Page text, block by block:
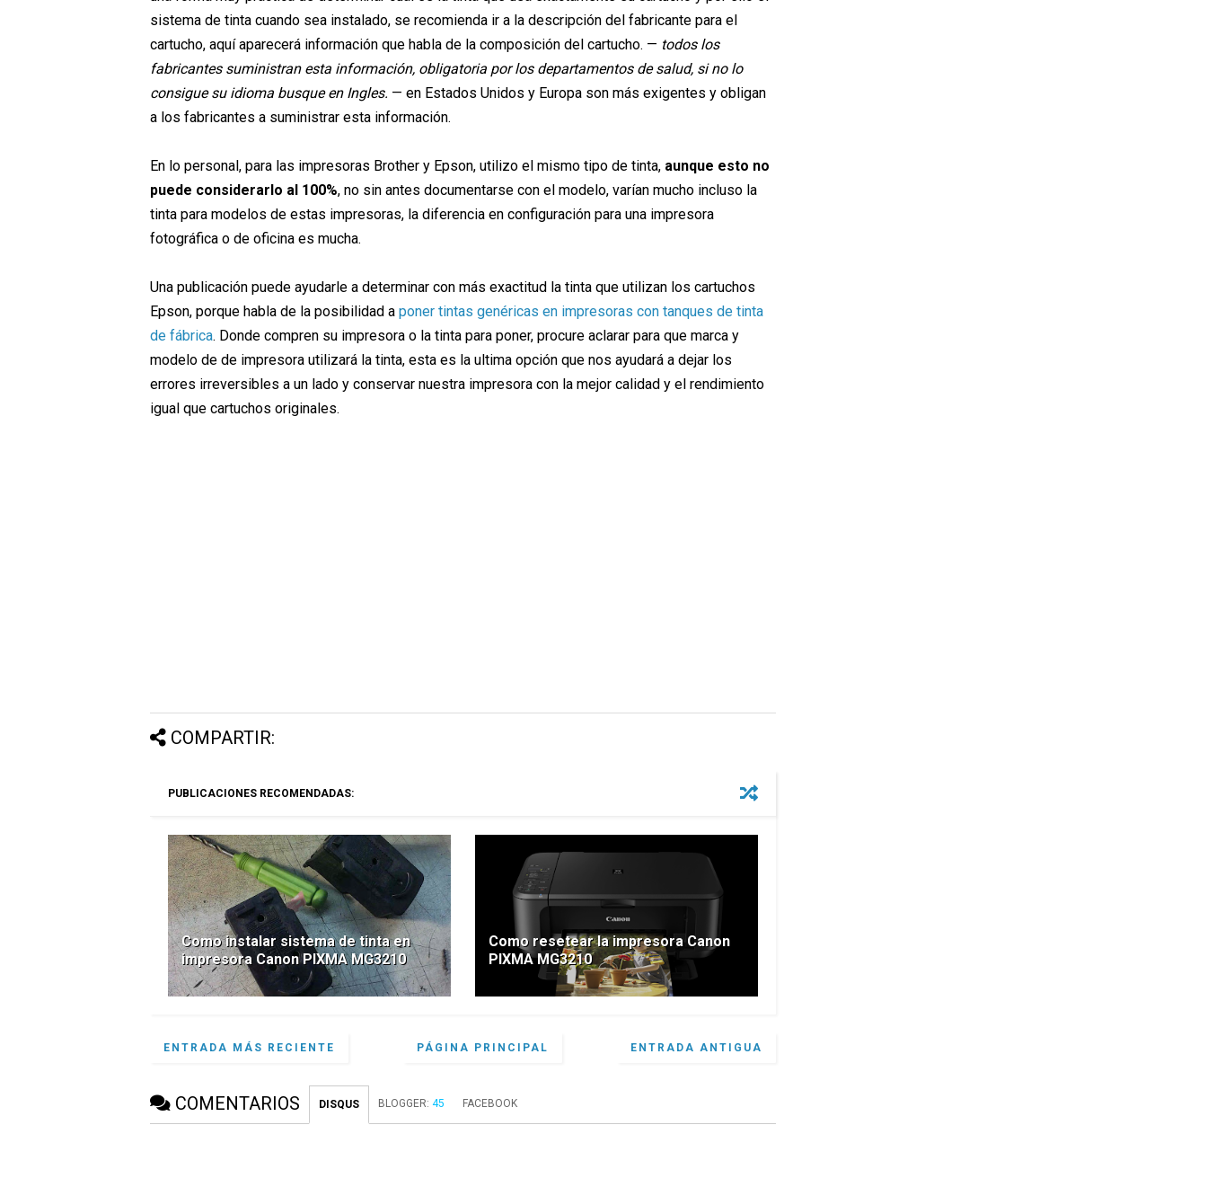
sistema de tinta cuando sea instalado, se recomienda ir a la descripción del fabricante para el
cartucho, aquí aparecerá información que habla de la composición del cartucho. — todos los
fabricantes suministran esta información, obligatoria por los departamentos de salud, si no lo
consigue su idioma busque en Ingles. — en Estados Unidos y Europa son más exigentes y obligan
a los fabricantes a suministrar esta información.
En lo personal, para las impresoras Brother y Epson, utilizo el mismo tipo de tinta, aunque esto no
puede considerarlo al 100%, no sin antes documentarse con el modelo, varían mucho incluso la
tinta para modelos de estas impresoras, la diferencia en configuración para una impresora
fotográfica o de oficina es mucha.
Una publicación puede ayudarle a determinar con más exactitud la tinta que utilizan los cartuchos
Epson, porque habla de la posibilidad a poner tintas genéricas en impresoras con tanques de tinta
de fábrica. Donde compren su impresora o la tinta para poner, procure aclarar para que marca y
modelo de de impresora utilizará la tinta, esta es la ultima opción que nos ayudará a dejar los
errores irreversibles a un lado y conservar nuestra impresora con la mejor calidad y el rendimiento
igual que cartuchos originales.
COMPARTIR:
PUBLICACIONES RECOMENDADAS:
Como instalar sistema de tinta en
impresora Canon PIXMA MG3210
Como resetear la impresora Canon
PIXMA MG3210
ENTRADA MÁS RECIENTE ENTRADA ANTIGUA
PÁGINA PRINCIPAL
COMENTARIOS DISQUS BLOGGER: 45 FACEBOOK